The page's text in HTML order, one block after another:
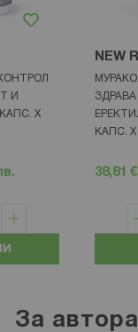
И
Х
NEW
КАПС. Х
38,81 €
За автора